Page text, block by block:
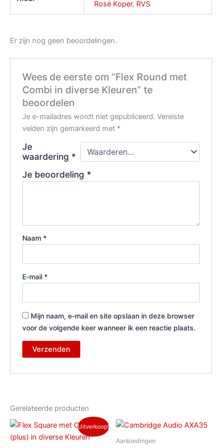
Rosé Koper, RVS
Er zijn nog geen beoordelingen.
Wees de eerste om “Flex Round met
Combi in diverse Kleuren” te
beoordelen
Je e-mailadres wordt niet gepubliceerd. Vereiste
velden zijn gemarkeerd met *
Je
waardering *
Je beoordeling *
Naam *
E-mail *
Mijn naam, e-mail en site opslaan in deze browser
voor de volgende keer wanneer ik een reactie plaats.
Gerelateerde producten
Uitverkoop!
Oorspronkelijke
was:
Huidige
prijs
is:
Aanbiedingen